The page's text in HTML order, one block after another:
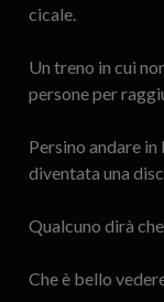
cicale.
Un treno in cui
persone per
Persino andare
diventata una
Qualcuno dirà
Che è bello